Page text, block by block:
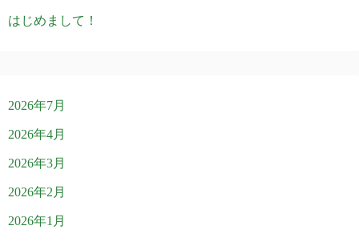
はじめまして！
2026年7月
2026年4月
2026年3月
2026年2月
2026年1月